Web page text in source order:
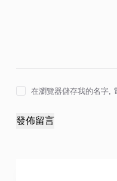
在瀏覽器儲存我的名字,
發佈留言